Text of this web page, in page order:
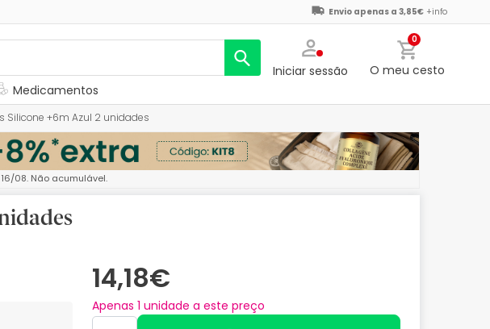
Envio apenas a 3,85€ +info
Iniciar sessão
0
O meu cesto
Medicamentos
Silicone +6m Azul 2 unidades
08. Não acumulável.
14,18€
Apenas 1 unidade a este preço